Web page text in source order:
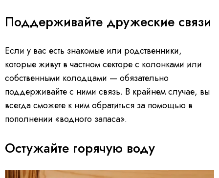
Поддерживайте дружеские связи
Если у вас есть знакомые или родственники,
которые живут в частном секторе с колонками или
собственными колодцами — обязательно
поддерживайте с ними связь. В крайнем случае, вы
всегда сможете к ним обратиться за помощью в
пополнении «водного запаса».
Остужайте горячую воду